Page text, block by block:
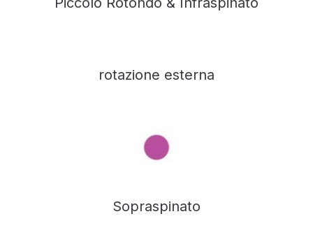
rotazione esterna
Sopraspinato